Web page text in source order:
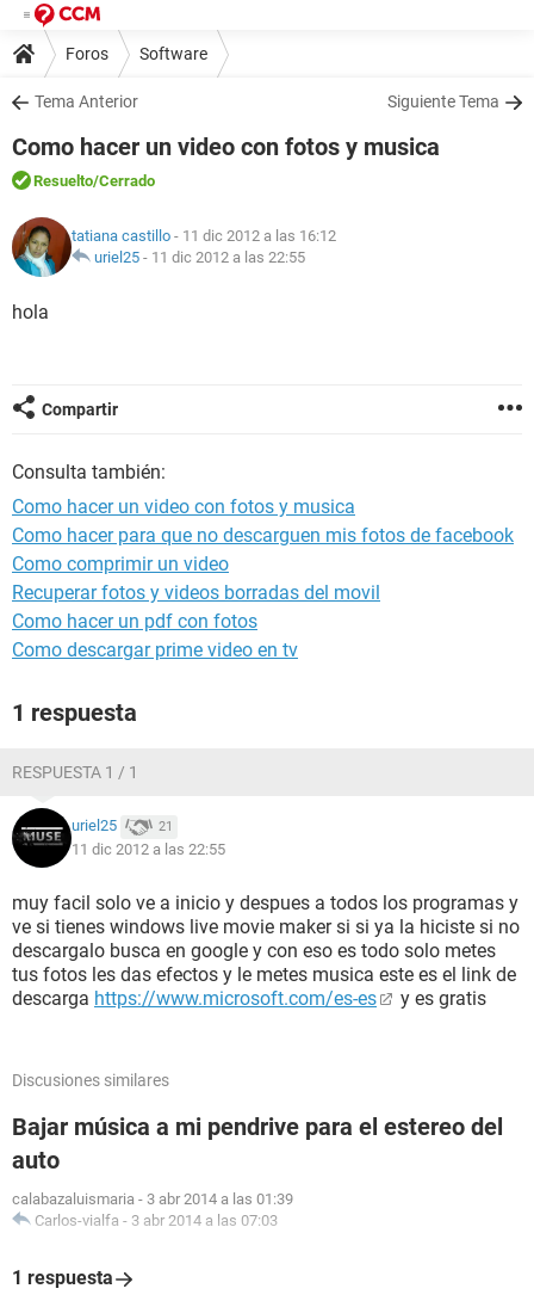
Foros Software
Tema Anterior Siguiente Tema
Como hacer un video con fotos y musica
Resuelto/Cerrado
tatiana castillo - 11 dic 2012 a las 16:12
uriel25 - 11 dic 2012 a las 22:55
hola
Compartir
Consulta también:
Como hacer un video con fotos y musica
Como hacer para que no descarguen mis fotos de facebook
Como comprimir un video
Recuperar fotos y videos borradas del movil
Como hacer un pdf con fotos
Como descargar prime video en tv
1 respuesta
RESPUESTA 1 / 1
uriel25 21
11 dic 2012 a las 22:55
muy facil solo ve a inicio y despues a todos los programas y
ve si tienes windows live movie maker si si ya la hiciste si no
descargalo busca en google y con eso es todo solo metes
tus fotos les das efectos y le metes musica este es el link de
descarga https://www.microsoft.com/es-es y es gratis
Discusiones similares
Bajar música a mi pendrive para el estereo del
auto
calabazaluismaria - 3 abr 2014 a las 01:39
Carlos-vialfa - 3 abr 2014 a las 07:03
1 respuesta